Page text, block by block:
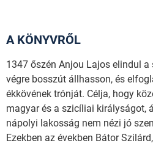
A KÖNYVRŐL
1347 őszén Anjou Lajos elindul a
végre bosszút állhasson, és
ékkövének trónját. Célja, hogy
magyar és a szicíliai királyságot,
nápolyi lakosság nem nézi jó
Ezekben az években Bátor